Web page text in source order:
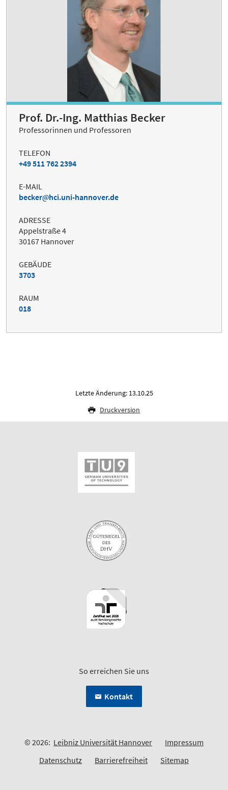
Prof. Dr.-Ing. Matthias Becker
Professorinnen und Professoren
TELEFON
+49 511 762 2394
E-MAIL
becker
hci.uni-hannover.de
ADRESSE
Appelstraße 4
30167 Hannover
GEBÄUDE
3703
RAUM
018
Letzte Änderung: 13.10.25
Druckversion
So erreichen Sie uns
Kontakt
© 2026: Leibniz Universität Hannover
Impressum
Datenschutz
Barrierefreiheit Sitemap